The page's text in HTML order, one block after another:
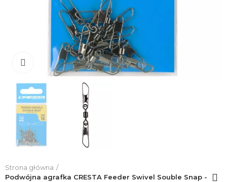
Click to enlarge
Strona główna
Podwójna agrafka CRESTA Feeder Swivel Souble Snap -